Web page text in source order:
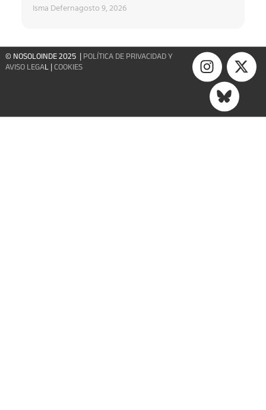
Isma Defernagosto 9, 2026
© NOSOLOINDE 2025 |POLÍTICA DE PRIVACIDAD Y
AVISO LEGAL |COOKIES